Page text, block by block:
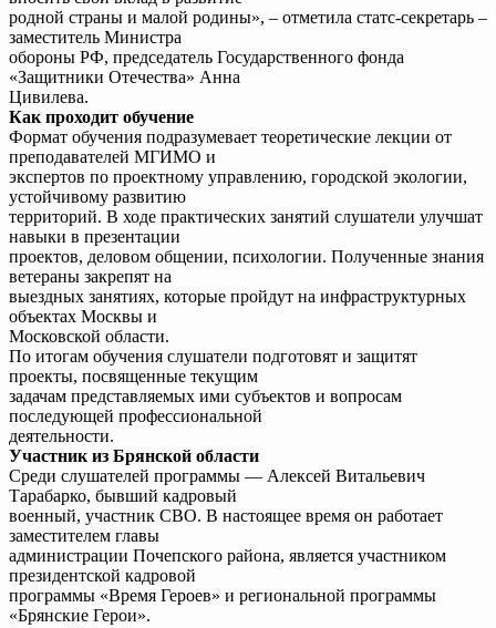
родной страны и малой родины», – отметила статс-секретарь –
заместитель Министра
обороны РФ, председатель Государственного фонда
«Защитники Отечества» Анна
Цивилева.
Как проходит обучение
Формат обучения подразумевает теоретические лекции от
преподавателей МГИМО и
экспертов по проектному управлению, городской экологии,
устойчивому развитию
территорий. В ходе практических занятий слушатели улучшат
навыки в презентации
проектов, деловом общении, психологии. Полученные знания
ветераны закрепят на
выездных занятиях, которые пройдут на инфраструктурных
объектах Москвы и
Московской области.
По итогам обучения слушатели подготовят и защитят
проекты, посвященные текущим
задачам представляемых ими субъектов и вопросам
последующей профессиональной
деятельности.
Участник из Брянской области
Среди слушателей программы — Алексей Витальевич
Тарабарко, бывший кадровый
военный, участник СВО. В настоящее время он работает
заместителем главы
администрации Почепского района, является участником
президентской кадровой
программы «Время Героев» и региональной программы
«Брянские Герои».